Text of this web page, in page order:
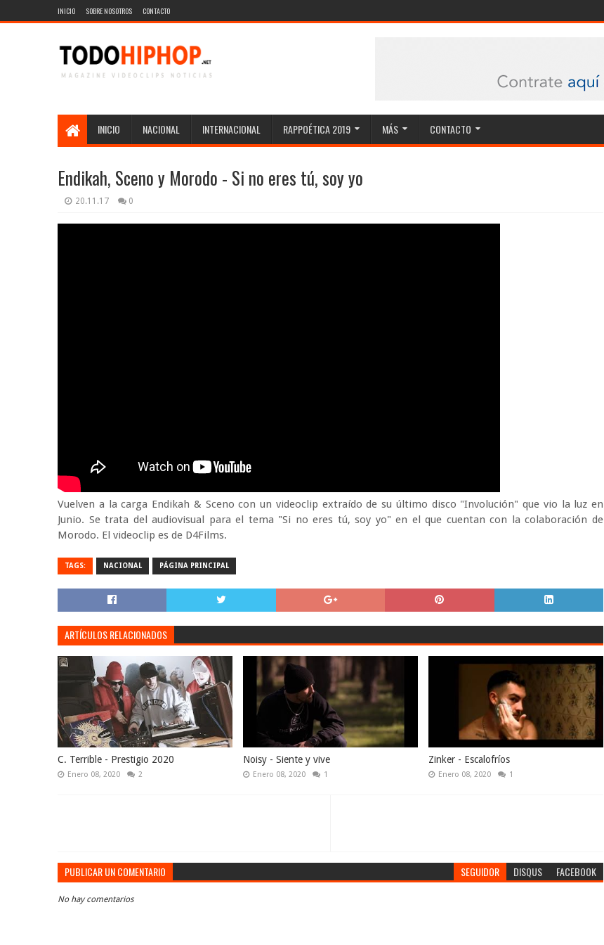
INICIO SOBRE NOSOTROS CONTACTO
INICIO NACIONAL INTERNACIONAL RAPPOÉTICA 2019 MÁS CONTACTO
Endikah, Sceno y Morodo - Si no eres tú, soy yo
20.11.17 0
Vuelven a la carga Endikah & Sceno con un videoclip extraído de su último disco "Involución" que vio la luz en
Junio. Se trata del audiovisual para el tema "Si no eres tú, soy yo" en el que cuentan con la colaboración de
Morodo. El videoclip es de D4Films.
TAGS: NACIONAL PÁGINA PRINCIPAL
ARTÍCULOS RELACIONADOS
C. Terrible - Prestigio 2020
Enero 08, 2020 2
Noisy - Siente y vive
Enero 08, 2020 1
Zinker - Escalofríos
Enero 08, 2020 1
PUBLICAR UN COMENTARIO SEGUIDOR DISQUS FACEBOOK
No hay comentarios